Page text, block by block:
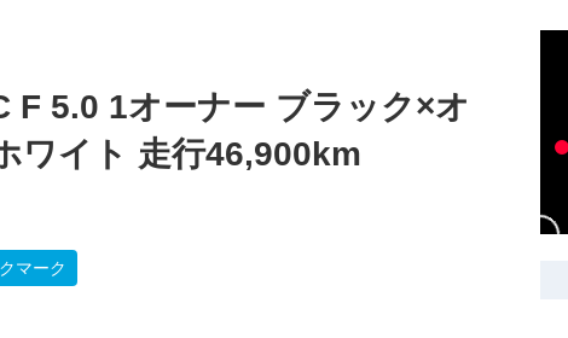
F 5.0 1オーナー ブラック×オ
ワイト 走行46,900km
マーク